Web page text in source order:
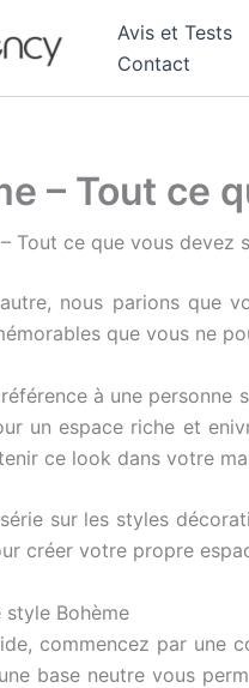
Avis et Tests
Contact
– Tout ce
Tout ce que vous devez
nous parions que
que vous ne
à une
un espace riche et
ce look dans votre
sur les styles
créer votre propre
style Bohème
commencez par une
base neutre vous